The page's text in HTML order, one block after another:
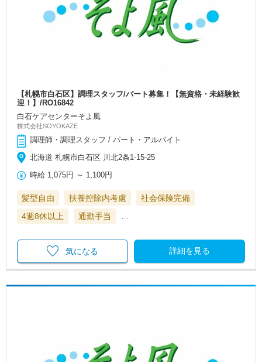
【札幌市白石区】調理スタッフ/パート募集！【無資格・未経験歓
迎！】/RO16842
白石ケアセンターそよ風
株式会社SOYOKAZE
調理師・調理スタッフ / パート・アルバイト
北海道 札幌市白石区 川北2条1-15-25
時給 1,075円 ～ 1,100円
髪型自由 扶養控除内考慮
社会保険完備
4週8休以上
通勤手当
詳細を見る
気になる